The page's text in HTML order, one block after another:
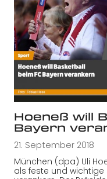
Hoeneß will
Bayern
21. September 2018
München (dpa) Uli
als feste und wichtige